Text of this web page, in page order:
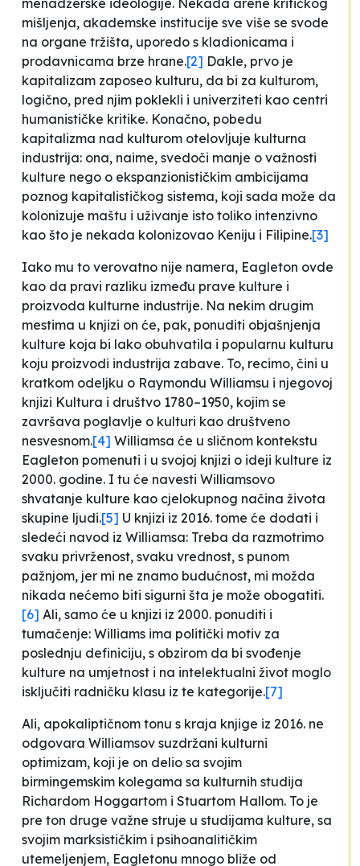
menadžerske ideologije. Nekada arene kritičkog
mišljenja, akademske institucije sve više se svode
na organe tržišta, uporedo s kladionicama i
prodavnicama brze hrane.[2] Dakle, prvo je
kapitalizam zaposeo kulturu, da bi za kulturom,
logično, pred njim poklekli i univerziteti kao centri
humanističke kritike. Konačno, pobedu
kapitalizma nad kulturom otelovljuje kulturna
industrija: ona, naime, svedoči manje o važnosti
kulture nego o ekspanzionističkim ambicijama
poznog kapitalističkog sistema, koji sada može da
kolonizuje maštu i uživanje isto toliko intenzivno
kao što je nekada kolonizovao Keniju i Filipine.[3]
Iako mu to verovatno nije namera, Eagleton ovde
kao da pravi razliku između prave kulture i
proizvoda kulturne industrije. Na nekim drugim
mestima u knjizi on će, pak, ponuditi objašnjenja
kulture koja bi lako obuhvatila i popularnu kulturu
koju proizvodi industrija zabave. To, recimo, čini u
kratkom odeljku o Raymondu Williamsu i njegovoj
knjizi Kultura i društvo 1780–1950, kojim se
završava poglavlje o kulturi kao društveno
nesvesnom.[4] Williamsa će u sličnom kontekstu
Eagleton pomenuti i u svojoj knjizi o ideji kulture iz
2000. godine. I tu će navesti Williamsovo
shvatanje kulture kao cjelokupnog načina života
skupine ljudi.[5] U knjizi iz 2016. tome će dodati i
sledeći navod iz Williamsa: Treba da razmotrimo
svaku privrženost, svaku vrednost, s punom
pažnjom, jer mi ne znamo budućnost, mi možda
nikada nećemo biti sigurni šta je može obogatiti.
[6] Ali, samo će u knjizi iz 2000. ponuditi i
tumačenje: Williams ima politički motiv za
poslednju definiciju, s obzirom da bi svođenje
kulture na umjetnost i na intelektualni život moglo
isključiti radničku klasu iz te kategorije.[7]
Ali, apokaliptičnom tonu s kraja knjige iz 2016. ne
odgovara Williamsov suzdržani kulturni
optimizam, koji je on delio sa svojim
birmingemskim kolegama sa kulturnih studija
Richardom Hoggartom i Stuartom Hallom. To je
pre ton druge važne struje u studijama kulture, sa
svojim marksističkim i psihoanalitičkim
utemeljenjem, Eagletonu mnogo bliže od